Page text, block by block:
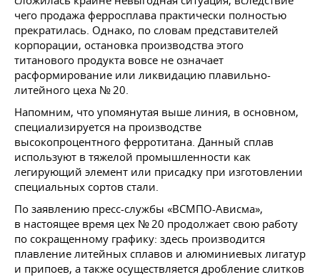
чего продажа ферросплава практически полностью
прекратилась. Однако, по словам представителей
корпорации, остановка производства этого
титанового продукта вовсе не означает
расформирование или ликвидацию плавильно-
литейного цеха № 20.
Напомним, что упомянутая выше линия, в основном,
специализируется на производстве
высокопроцентного ферротитана. Данный сплав
используют в тяжелой промышленности как
легирующий элемент или присадку при изготовлении
специальных сортов стали.
По заявлению пресс-службы «ВСМПО-Ависма»,
в настоящее время цех № 20 продолжает свою работу
по сокращенному графику: здесь производится
плавление литейных сплавов и алюминиевых лигатур
и припоев, а также осуществляется дробление слитков